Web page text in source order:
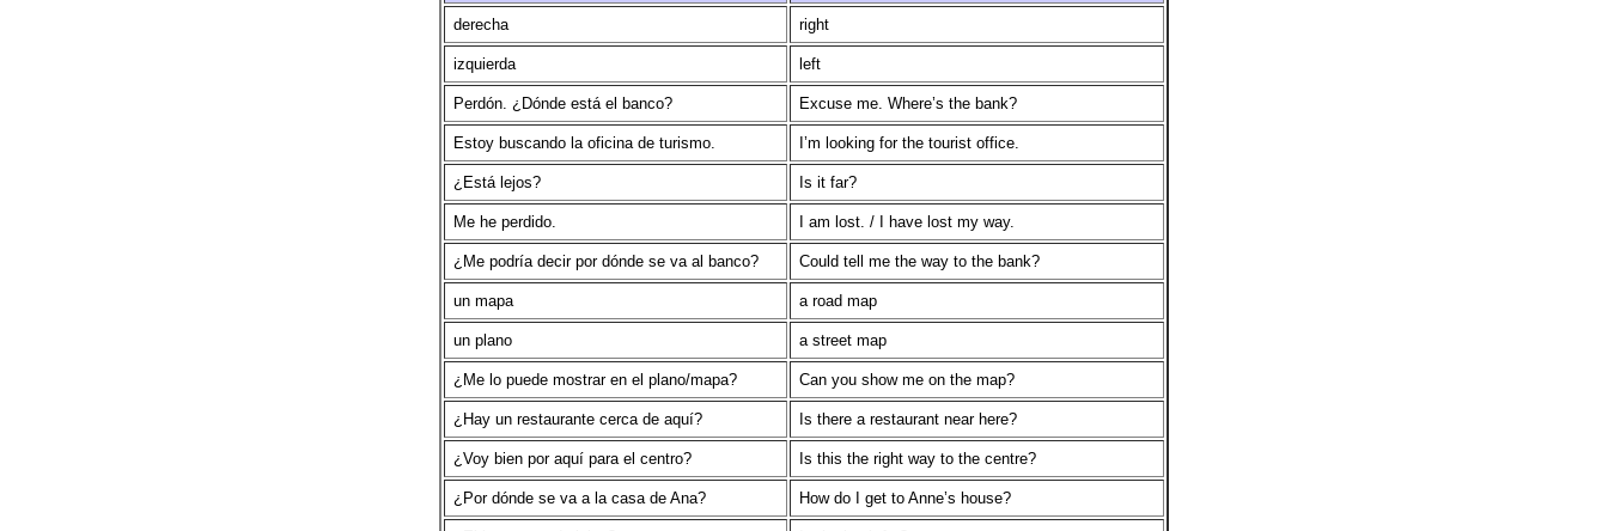
derecha right
izquierda left
Perdón. ¿Dónde está el banco? Excuse me. Where’s the bank?
Estoy buscando la oficina de turismo. I’m looking for the tourist office.
¿Está lejos? Is it far?
Me he perdido. I am lost. / I have lost my way.
¿Me podría decir por dónde se va al banco? Could tell me the way to the bank?
un mapa a road map
un plano a street map
¿Me lo puede mostrar en el plano/mapa? Can you show me on the map?
¿Hay un restaurante cerca de aquí? Is there a restaurant near here?
¿Voy bien por aquí para el centro? Is this the right way to the centre?
¿Por dónde se va a la casa de Ana? How do I get to Anne’s house?